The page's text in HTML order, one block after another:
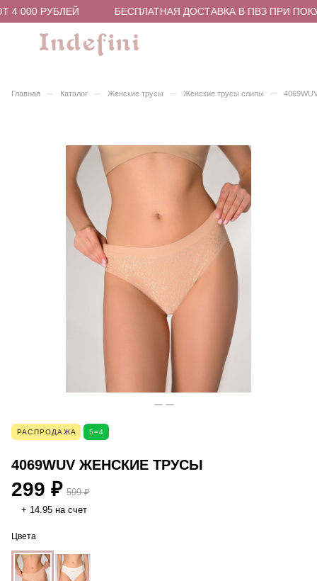
000 РУБЛЕЙ БЕСПЛАТНАЯ ДОСТАВКА В ПВЗ ПРИ
Главная – Каталог – Женские трусы – Женские трусы слипы –
РАСПРОДАЖА 5=4
4069WUV ЖЕНСКИЕ ТРУСЫ
299 ₽ 599 ₽
+ 14.95 на счет
Цвета